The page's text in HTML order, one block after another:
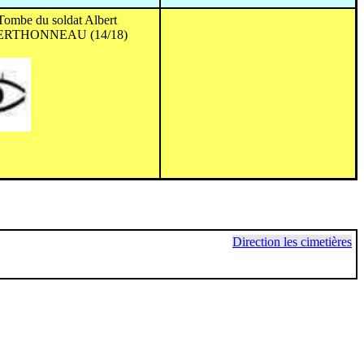
du soldat Albert
(14/18)
Direction les cimetières